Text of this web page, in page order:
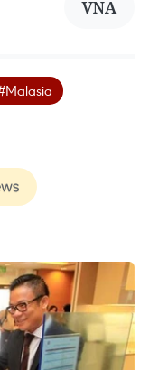
VNA